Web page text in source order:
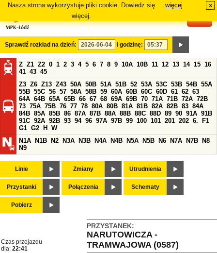
Nasza strona wykorzystuje pliki cookie. Dowiedz się
więcej.
więcej x
Sprawdź rozkład na dzień: i godzinę:
Z Z1 Z2 0 1 2 3 4 5 6 7 8 9 10A 10B 11 12 13 14 15 16
41 43 45
Z3 Z6 Z13 Z43 50A 50B 51A 51B 52 53A 53C 53B 54B 55A
55B 55C 56 57 58A 58B 59 60A 60B 60C 60D 61 62 63
64A 64B 65A 65B 66 67 68 69A 69B 70 71A 71B 72A 72B
73 75A 75B 76 77 78 80A 80B 81A 81B 82A 82B 83 84A
84B 85A 85B 86 87A 87B 88A 88B 88C 88D 89 90 91A 91B
91C 92A 92B 93 94 96 97A 97B 99 100 101 201 202 6.
F1
G1 G2 H
W
N1A
N1B N2 N3A N3B N4A N4B N5A N5B N6 N7A N7B
N8
N9
Linie Zmiany Utrudnienia
Przystanki Połączenia Schematy
Pobierz
PRZYSTANEK:
NARUTOWICZA -
TRAMWAJOWA (0587)
Czas przejazdu
dla: 22:41